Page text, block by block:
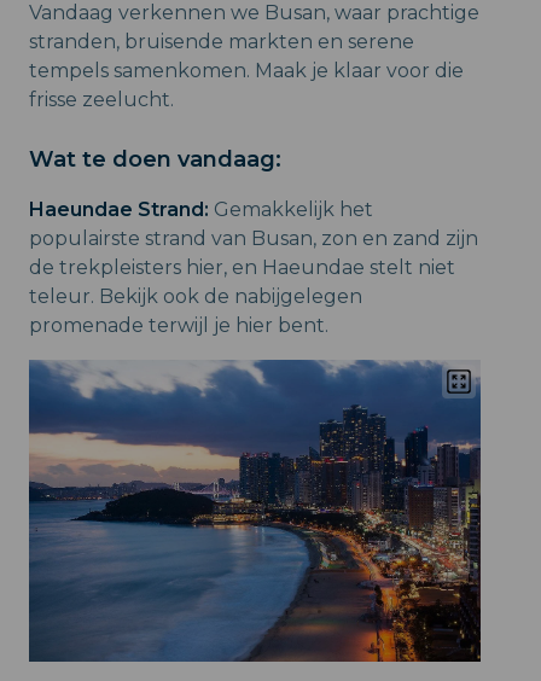
Vandaag verkennen we Busan, waar prachtige
stranden, bruisende markten en serene
tempels samenkomen. Maak je klaar voor die
frisse zeelucht.
Wat te doen vandaag:
Haeundae Strand: Gemakkelijk het
populairste strand van Busan, zon en zand zijn
de trekpleisters hier, en Haeundae stelt niet
teleur. Bekijk ook de nabijgelegen
promenade terwijl je hier bent.